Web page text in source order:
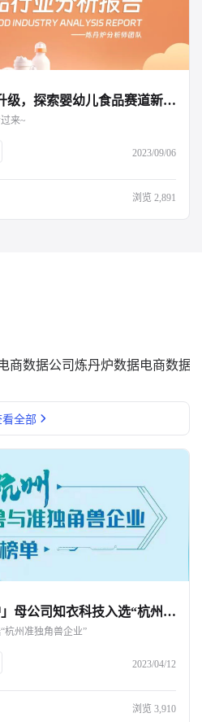
报告解读｜从市场需求升级，探索婴幼儿食品赛道新增量
来~
2023/09/06
浏览 2,891
商数据公司炼丹炉数据电商数据
看全部
连续3年上榜！「炼丹炉」母公司知衣科技入选“杭州准独角兽企业”-杭州知衣科技
杭州准独角兽企业”
2023/04/12
浏览 3,910